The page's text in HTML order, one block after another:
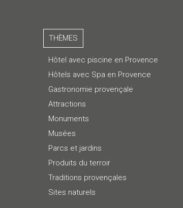
THÈMES
Hôtel avec piscine en Provence
Hôtels avec Spa en Provence
Gastronomie provençale
Attractions
Monuments
Musées
Parcs et jardins
Produits du terroir
Traditions provençales
Sites naturels